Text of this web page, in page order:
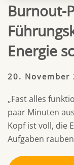
Burnout-
Energie
20. November
„Fast alles
paar Minuten
Kopf ist voll, die
Aufgaben